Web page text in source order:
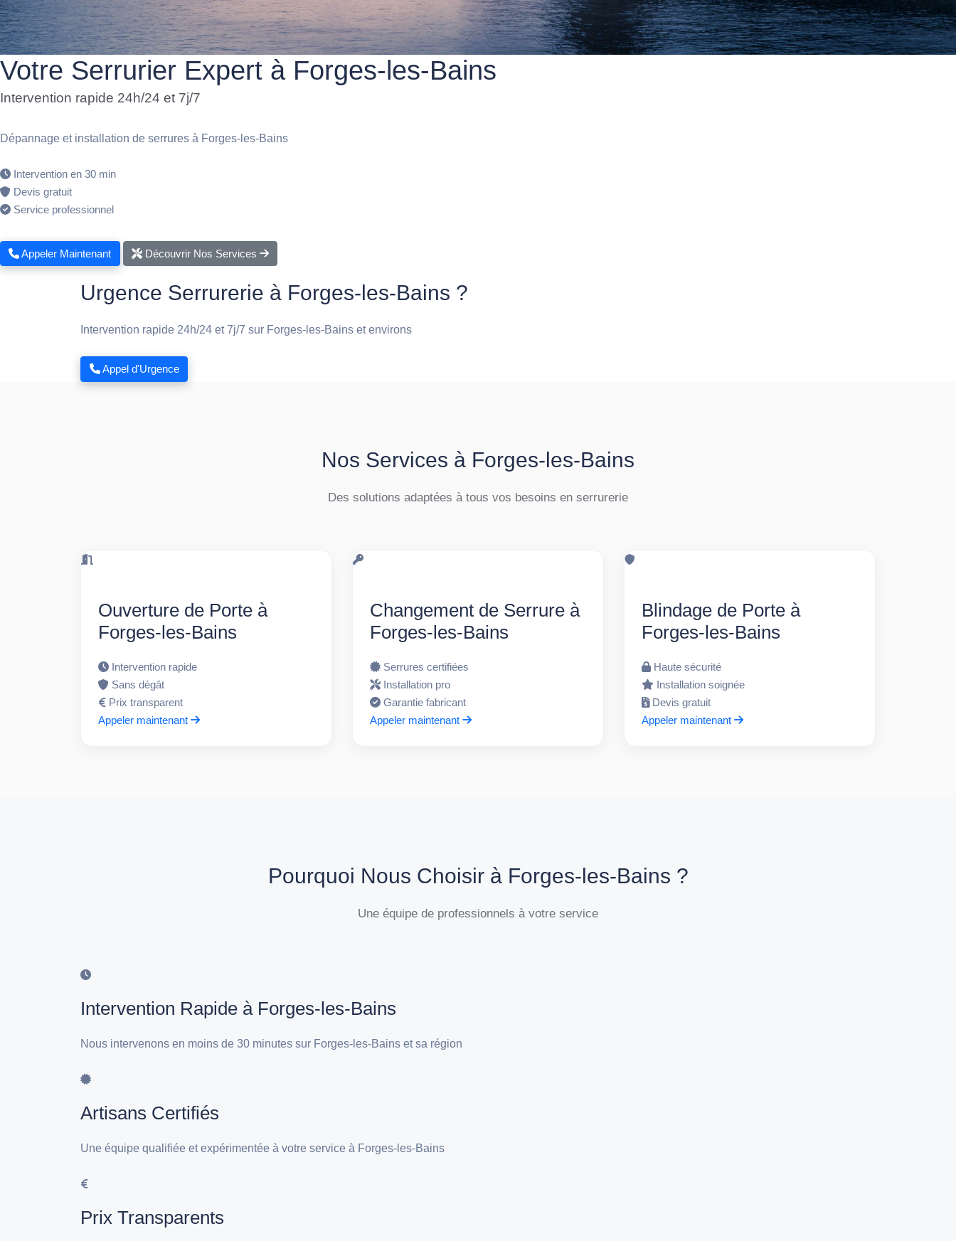
Votre Serrurier Expert à Forges-les-Bains
Intervention rapide 24h/24 et 7j/7
Dépannage et installation de serrures à Forges-les-Bains
Intervention en 30 min
Devis gratuit
Service professionnel
Appeler Maintenant Découvrir Nos Services
Urgence Serrurerie à Forges-les-Bains ?
Intervention rapide 24h/24 et 7j/7 sur Forges-les-Bains et environs
Appel d'Urgence
Nos Services à Forges-les-Bains
Des solutions adaptées à tous vos besoins en serrurerie
Ouverture de Porte à
Forges-les-Bains
Intervention rapide
Sans dégât
Prix transparent
Appeler maintenant
Changement de Serrure à
Forges-les-Bains
Serrures certifiées
Installation pro
Garantie fabricant
Appeler maintenant
Blindage de Porte à
Forges-les-Bains
Haute sécurité
Installation soignée
Devis gratuit
Appeler maintenant
Pourquoi Nous Choisir à Forges-les-Bains ?
Une équipe de professionnels à votre service
Intervention Rapide à Forges-les-Bains
Nous intervenons en moins de 30 minutes sur Forges-les-Bains et sa région
Artisans Certifiés
Une équipe qualifiée et expérimentée à votre service à Forges-les-Bains
Prix Transparents